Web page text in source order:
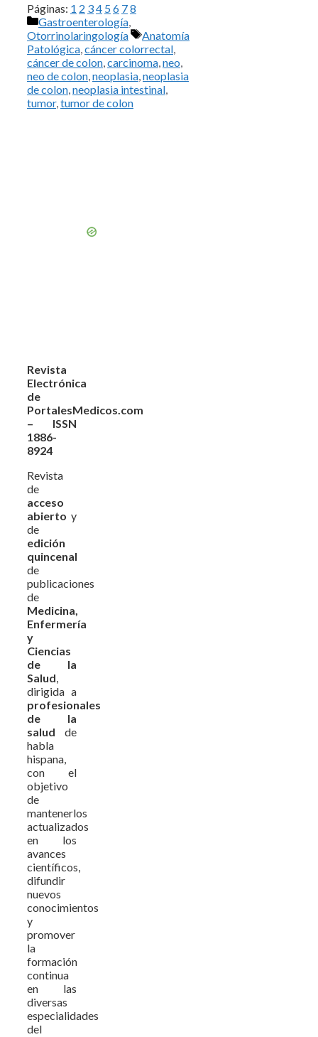
Páginas: 1 2 34 56 78
Categorías
Gastroenterología,
Otorrinolaringología
Etiquetas
Anatomía
Patológica,cáncer colorrectal,
cáncer de colon,carcinoma,neo,
neo de colon,neoplasia,neoplasia
de colon,neoplasia intestinal,
tumor,tumor de colon
Revista
Electrónica
de
PortalesMedicos.com
– ISSN
1886-
8924
Revista
de
acceso
abierto y
de
edición
quincenal
de
publicaciones
de
Medicina,
Enfermería
y
Ciencias
de la
Salud,
dirigida a
profesionales
de la
salud de
habla
hispana,
con el
objetivo
de
mantenerlos
actualizados
en los
avances
científicos,
difundir
nuevos
conocimientos
y
promover
la
formación
continua
en las
diversas
especialidades
del